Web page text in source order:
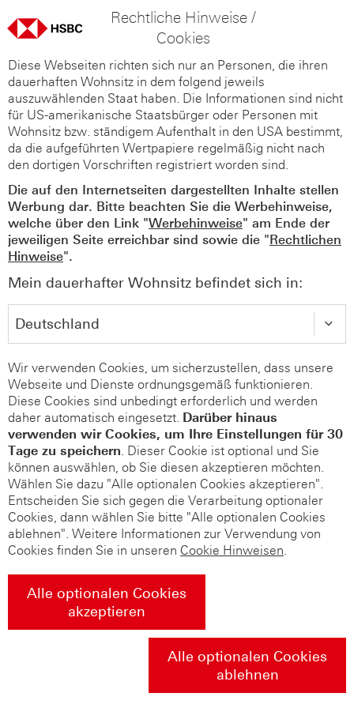
Rechtliche Hinweise /
Cookies
Diese Webseiten richten sich nur an Personen, die ihren
dauerhaften Wohnsitz in dem folgend jeweils
auszuwählenden Staat haben. Die Informationen sind nicht
für US-amerikanische Staatsbürger oder Personen mit
Wohnsitz bzw. ständigem Aufenthalt in den USA bestimmt,
da die aufgeführten Wertpapiere regelmäßig nicht nach
den dortigen Vorschriften registriert worden sind.
Die auf den Internetseiten dargestellten Inhalte stellen
Werbung dar. Bitte beachten Sie die Werbehinweise,
welche über den Link "Werbehinweise" am Ende der
jeweiligen Seite erreichbar sind sowie die "Rechtlichen
Hinweise".
Mein dauerhafter Wohnsitz befindet sich in:
Wir verwenden Cookies, um sicherzustellen, dass unsere
Webseite und Dienste ordnungsgemäß funktionieren.
Diese Cookies sind unbedingt erforderlich und werden
daher automatisch eingesetzt. Darüber hinaus
verwenden wir Cookies, um Ihre Einstellungen für 30
Tage zu speichern. Dieser Cookie ist optional und Sie
können auswählen, ob Sie diesen akzeptieren möchten.
Wählen Sie dazu "Alle optionalen Cookies akzeptieren".
Entscheiden Sie sich gegen die Verarbeitung optionaler
Cookies, dann wählen Sie bitte "Alle optionalen Cookies
ablehnen". Weitere Informationen zur Verwendung von
Cookies finden Sie in unseren Cookie Hinweisen.
Alle optionalen Cookies
akzeptieren
Alle optionalen Cookies
ablehnen